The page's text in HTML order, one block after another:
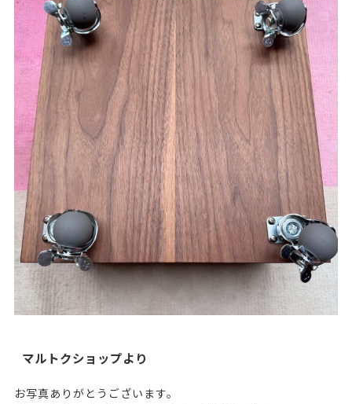
マルトクショップより
お写真ありがとうございます。